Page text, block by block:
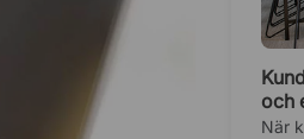
och
När